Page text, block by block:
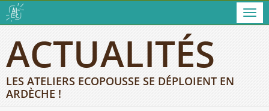
ACTUALITÉS
LES ATELIERS ECOPOUSSE SE DÉPLOIENT EN
ARDÈCHE !